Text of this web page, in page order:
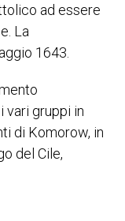
ad essere
La
1643.
vari gruppi in
di Komorow, in
del Cile,